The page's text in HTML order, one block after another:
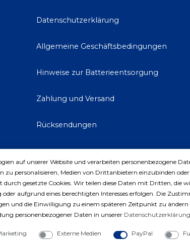
Datenschutzerklärung
Allgemeine Geschäftsbedingungen
Hinweise zur Batterieentsorgung
Zahlung und Versand
Rücksendungen
Kaufvertrag widerrufen
Copyright © 2023 by
auf unserer Website und verarbeiten personenbezogene
zu personalisieren, Medien von Drittanbietern einzubinden
gesetzte Cookies. Wir teilen diese Daten mit Dritten, die
aufgrund eines berechtigten Interesses erfolgen. Die
und die Einwilligung zu einem späteren Zeitpunkt zu ändern
personenbezogener Daten in unserer Daten­schutz­erklärung
Externe Medien PayPal